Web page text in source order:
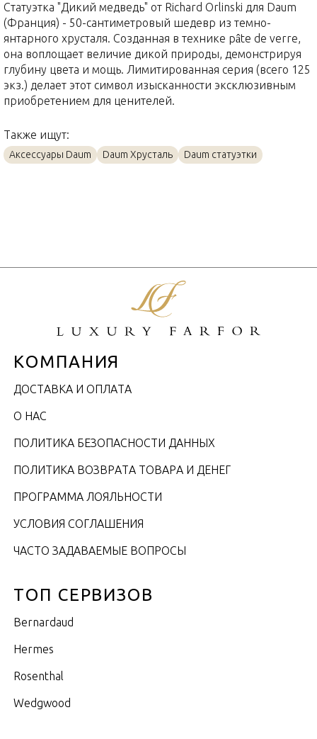
Материал
Хрусталь
Объем / Размер
50см
Статуэтка "Дикий медведь" от Richard Orlinski для Daum
(Франция) - 50-сантиметровый шедевр из темно-
янтарного хрусталя. Созданная в технике pâte de verre,
она воплощает величие дикой природы, демонстрируя
глубину цвета и мощь. Лимитированная серия (всего 125
экз.) делает этот символ изысканности эксклюзивным
приобретением для ценителей.
Также ищут:
Аксессуары Daum Daum Хрусталь Daum статуэтки
КОМПАНИЯ
ДОСТАВКА И ОПЛАТА
О НАС
ПОЛИТИКА БЕЗОПАСНОСТИ ДАННЫХ
ПОЛИТИКА ВОЗВРАТА ТОВАРА И ДЕНЕГ
ПРОГРАММА ЛОЯЛЬНОСТИ
УСЛОВИЯ СОГЛАШЕНИЯ
ЧАСТО ЗАДАВАЕМЫЕ ВОПРОСЫ
ТОП СЕРВИЗОВ
Bernardaud
Hermes
Rosenthal
Wedgwood